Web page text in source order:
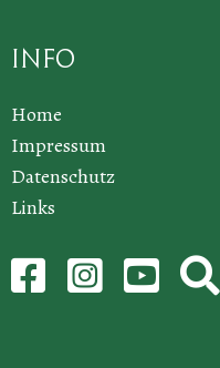
Info
Home
Impressum
Datenschutz
Links